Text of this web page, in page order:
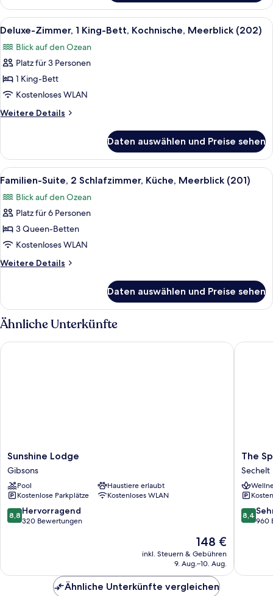
1
Queen-
Bett,
auf
den
(203)
Alle
Fotos
für
Deluxe-
Zimmer,
1 King-
Bett,
Kochnische,
(202)
anzeigen
Ein Schlafzimmer mit einem großen
6
Deluxe-Zimmer, 1 King-Bett, Kochnische, Meerblick (202)
Blick auf den Ozean
Platz für 3 Personen
1 King-Bett
Kostenloses WLAN
Weitere Details
Weitere
Zimmer,
1 King-
Bett,
Meerblick
(202)
Daten auswählen und Preise sehen
Alle
Fotos
für
Familien-
Suite,
2 Schlafzimmer,
Küche,
Meerblick
anzeigen
Ein Essbereich mit Tisch, Stühlen,
11
Familien-Suite, 2 Schlafzimmer, Küche, Meerblick (201)
Blick auf den Ozean
Platz für 6 Personen
3 Queen-Betten
Kostenloses WLAN
Weitere Details
Weitere
Suite,
2 Schlafzimmer,
Küche,
Meerblick
(201)
Daten auswählen und Preise sehen
Ähnliche Unterkünfte
Sunshine
Lodge
Gibsons
Sunshine Lodge
Gibsons
Pool
Haustiere erlaubt
Kostenlose Parkplätze
Kostenloses WLAN
8.8
von
8,8 Hervorragend
320 Bewertungen
Der
Preis
beträgt
148 €
inkl. Steuern & Gebühren
9. Aug.–10. Aug.
Sunshine Lodge
The
Spot
at
Bay
Sechelt
The
Sechelt
8.4
von
8,4
960
The
Ähnliche Unterkünfte vergleichen